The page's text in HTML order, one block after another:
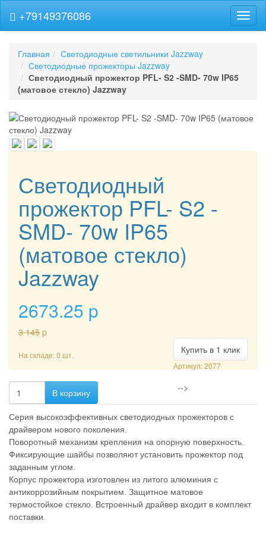
+79149376086
Главная
Светодиодные светильники Jazzway
Светодиодные прожекторы Jazzway
Светодиодный прожектор PFL- S2 -SMD- 70w IP65
(матовое стекло) Jazzway
Светодиодный
прожектор PFL- S2 -
SMD- 70w IP65
(матовое стекло)
Jazzway
2673.25 p
3 145 p
Купить в 1 клик
Артикул: 2077
На складе: 0 шт.
В корзину -->
Серия высокоэффективных светодиодных прожекторов с
драйвером нового поколения.
Поворотный механизм крепления на опорную поверхность.
Фиксирующие шайбы позволяют установить прожектор под
заданным углом.
Корпус прожектора изготовлен из литого алюминия с
антикоррозийным покрытием. Защитное матовое
термостойкое стекло. Встроенный драйвер входит в комплект
поставки.